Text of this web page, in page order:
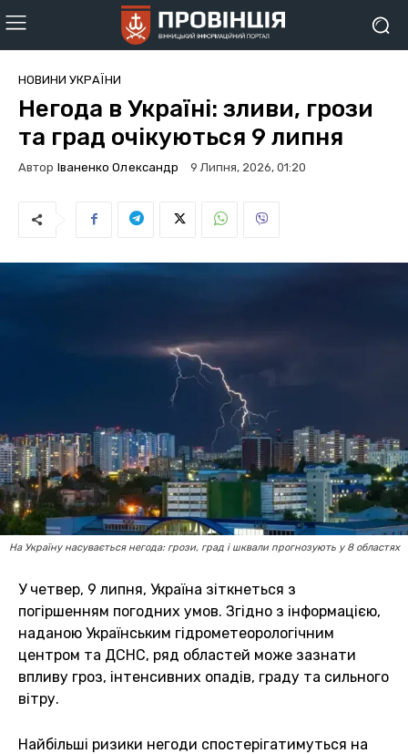
НОВИНИ УКРАЇНИ
Негода в Україні: зливи, грози
та град очікуються 9 липня
Автор Іваненко Олександр 9 Липня, 2026, 01:20
На Україну насувається негода: грози, град і шквали прогнозують у 8 областях
У четвер, 9 липня, Україна зіткнеться з
погіршенням погодних умов. Згідно з інформацією,
наданою Українським гідрометеорологічним
центром та ДСНС, ряд областей може зазнати
впливу гроз, інтенсивних опадів, граду та сильного
вітру.
Найбільші ризики негоди спостерігатимуться на